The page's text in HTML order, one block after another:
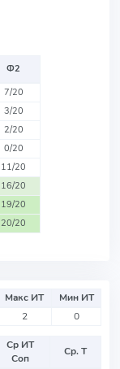
Ф2
7/20
3/20
2/20
0/20
11/20
16/20
19/20
20/20
Макс ИТ
Мин ИТ
2 0
Ср ИТ
Соп
Ср. Т